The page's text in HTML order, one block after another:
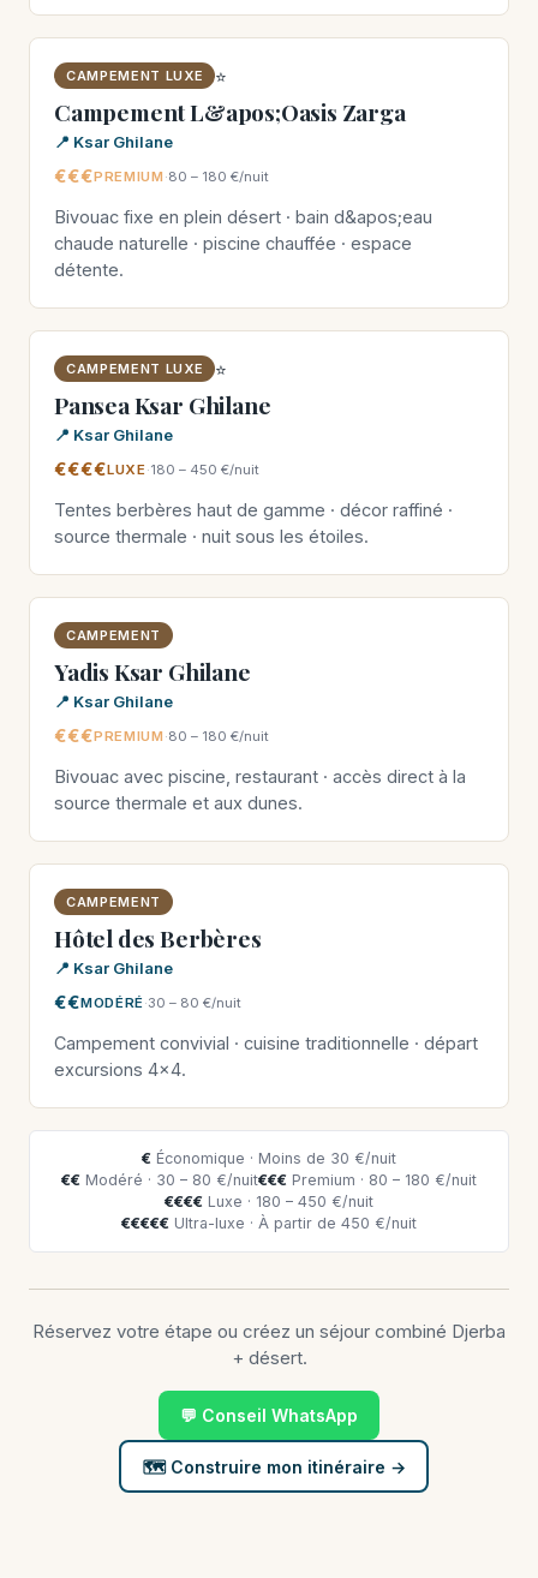
CAMPEMENT LUXE ⭐
Campement L&apos;Oasis Zarga
📍 Ksar Ghilane
€€€PREMIUM ·80 – 180 €/nuit
Bivouac fixe en plein désert · bain d&apos;eau
chaude naturelle · piscine chauffée · espace
détente.
CAMPEMENT LUXE ⭐
Pansea Ksar Ghilane
📍 Ksar Ghilane
€€€€LUXE ·180 – 450 €/nuit
Tentes berbères haut de gamme · décor raffiné ·
source thermale · nuit sous les étoiles.
CAMPEMENT
Yadis Ksar Ghilane
📍 Ksar Ghilane
€€€PREMIUM ·80 – 180 €/nuit
Bivouac avec piscine, restaurant · accès direct à la
source thermale et aux dunes.
CAMPEMENT
Hôtel des Berbères
📍 Ksar Ghilane
€€MODÉRÉ·30 – 80 €/nuit
Campement convivial · cuisine traditionnelle · départ
excursions 4×4.
€ Économique · Moins de 30 €/nuit
€€ Modéré · 30 – 80 €/nuit€€€ Premium · 80 – 180 €/nuit
€€€€ Luxe · 180 – 450 €/nuit
€€€€€ Ultra-luxe · À partir de 450 €/nuit
Réservez votre étape ou créez un séjour combiné Djerba
+ désert.
💬 Conseil WhatsApp
🗺️ Construire mon itinéraire →